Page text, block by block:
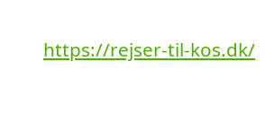
https://rejser-til-kos.dk/